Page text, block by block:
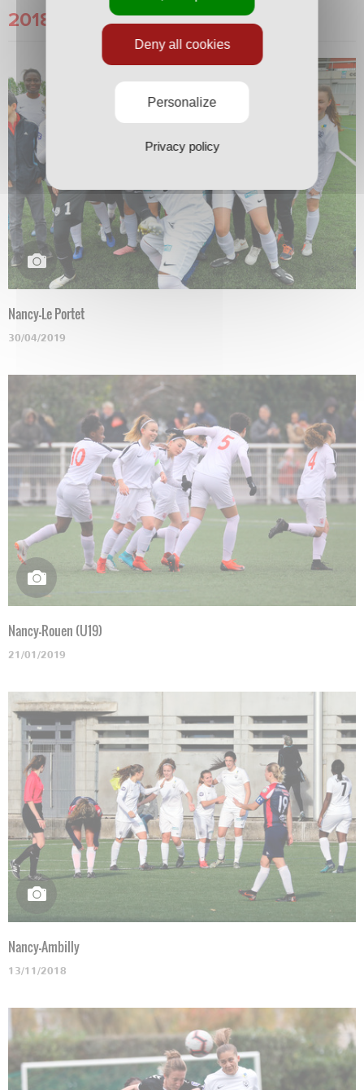
2018/2019
Nancy-Le Portet
30/04/2019
Nancy-Rouen (U19)
21/01/2019
Nancy-Ambilly
13/11/2018
Deny all cookies
Personalize
Privacy policy